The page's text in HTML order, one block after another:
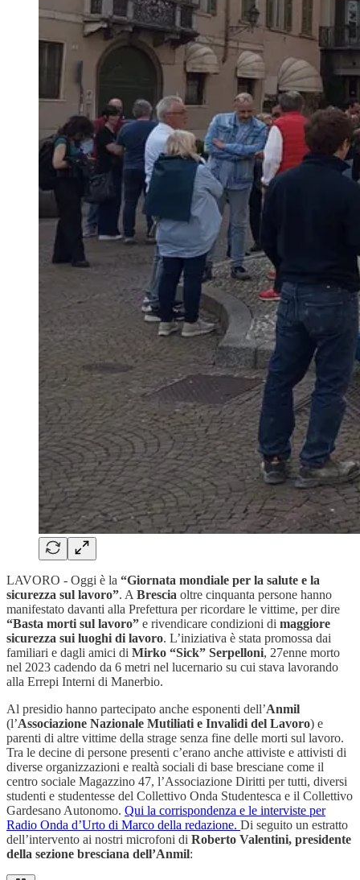
LAVORO - Oggi è la “Giornata mondiale per la salute e la
sicurezza sul lavoro”. A Brescia oltre cinquanta persone hanno
manifestato davanti alla Prefettura per ricordare le vittime, per dire
“Basta morti sul lavoro” e rivendicare condizioni di maggiore
sicurezza sui luoghi di lavoro. L’iniziativa è stata promossa dai
familiari e dagli amici di Mirko “Sick” Serpelloni, 27enne morto
nel 2023 cadendo da 6 metri nel lucernario su cui stava lavorando
alla Errepi Interni di Manerbio.
Al presidio hanno partecipato anche esponenti dell’Anmil
(l’Associazione Nazionale Mutiliati e Invalidi del Lavoro) e
parenti di altre vittime della strage senza fine delle morti sul lavoro.
Tra le decine di persone presenti c’erano anche attiviste e attivisti di
diverse organizzazioni e realtà sociali di base bresciane come il
centro sociale Magazzino 47, l’Associazione Diritti per tutti, diversi
studenti e studentesse del Collettivo Onda Studentesca e il Collettivo
Gardesano Autonomo. Qui la corrispondenza e le interviste per
Radio Onda d’Urto di Marco della redazione. Di seguito un estratto
dell’intervento ai nostri microfoni di Roberto Valentini, presidente
della sezione bresciana dell’Anmil: